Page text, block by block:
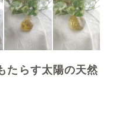
たらす太陽の天然